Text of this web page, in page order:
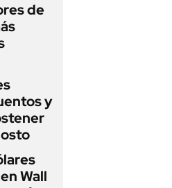
de
y
Wall